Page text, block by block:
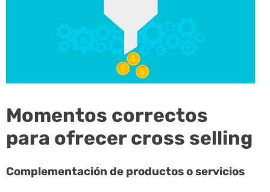
Momentos correctos
para ofrecer cross selling
Complementación de productos o servicios